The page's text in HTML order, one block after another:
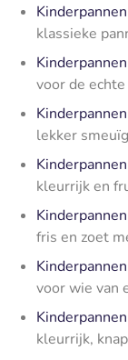
klassieke
voor de
lekker
kleurrijk en
fris en zoet
voor wie van
kleurrijk,